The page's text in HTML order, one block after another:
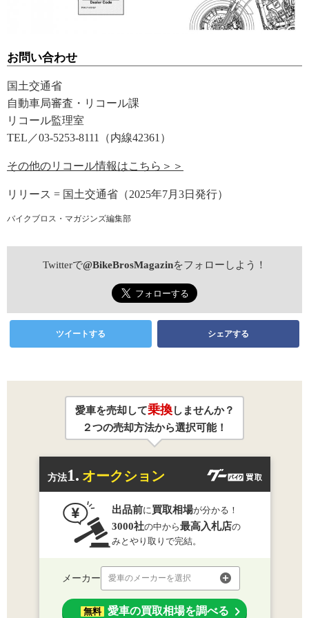
お問い合わせ
国土交通省
自動車局審査・リコール課
リコール監理室
TEL／03-5253-8111（内線42361）
その他のリコール情報はこちら＞＞
リリース = 国土交通省（2025年7月3日発行）
バイクブロス・マガジンズ編集部
Twitterで@BikeBrosMagazinをフォローしよう！
ツイートする シェアする
愛車を売却して乗換しませんか？
２つの売却方法から選択可能！
方法1. オークション
出品前に買取相場が分かる！
3000社の中から最高入札店の
みとやり取りで完結。
メーカー 愛車のメーカーを選択
無料 愛車の買取相場を調べる